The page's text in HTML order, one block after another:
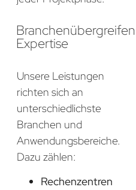
Expertise
Unsere Leistungen
richten sich an
unterschiedlichste
Branchen und
Anwendungsbereiche.
Dazu zählen:
Rechenzentren